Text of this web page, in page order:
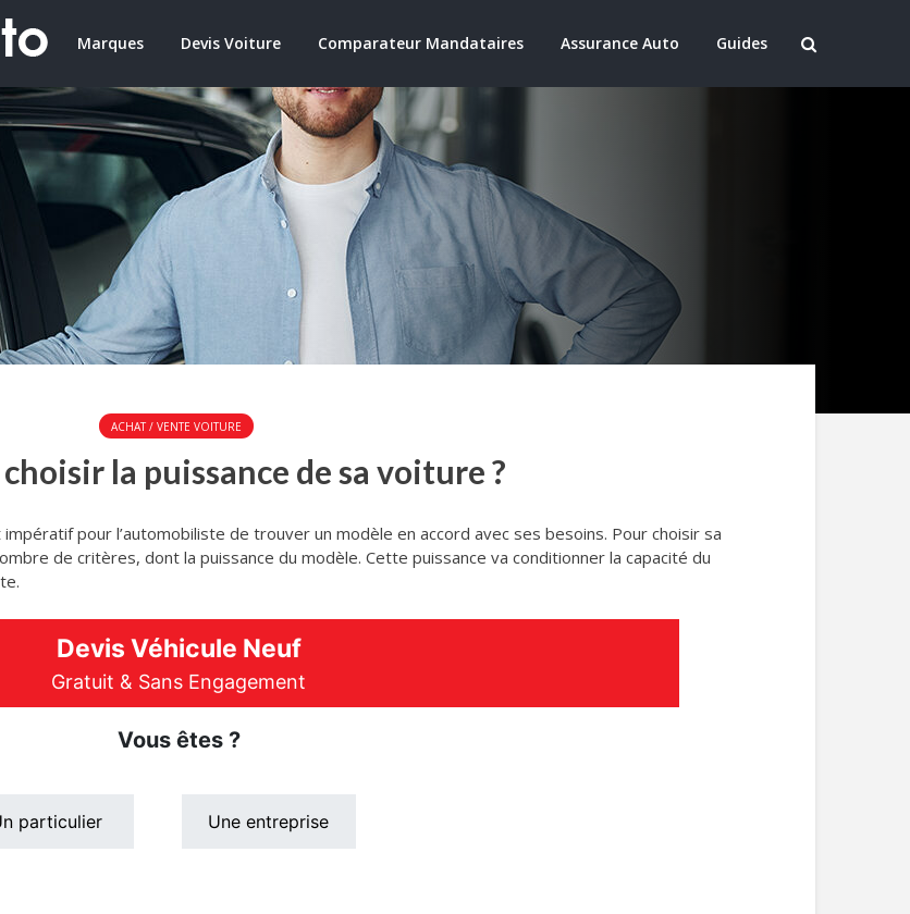
Marques Devis Voiture Comparateur Mandataires Assurance Auto Guides
ACHAT / VENTE VOITURE
la puissance de sa voiture ?
pour l’automobiliste de trouver un modèle en accord avec ses besoins. Pour choisir sa
de critères, dont la puissance du modèle. Cette puissance va conditionner la capacité du